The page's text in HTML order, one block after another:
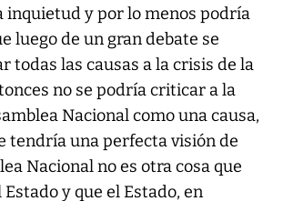
inquietud y por lo menos podría
luego de un gran debate se
todas las causas a la crisis de la
no se podría criticar a la
Nacional como una causa,
tendría una perfecta visión de
Nacional no es otra cosa que
y que el Estado, en